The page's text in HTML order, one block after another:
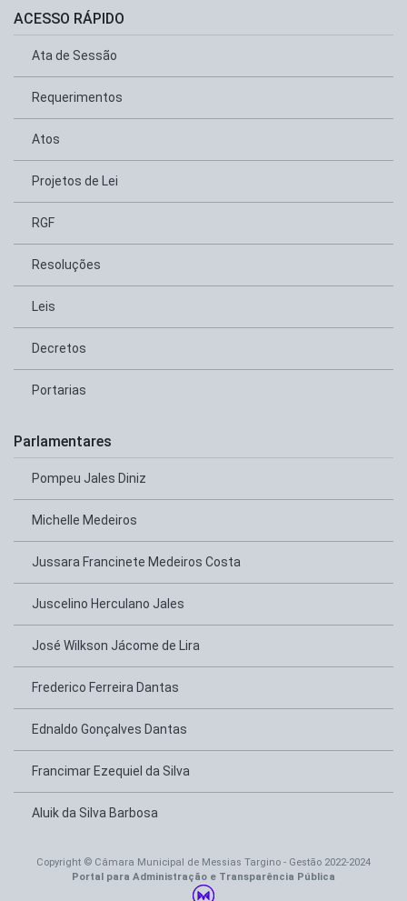
ACESSO RÁPIDO
Ata de Sessão
Requerimentos
Atos
Projetos de Lei
RGF
Resoluções
Leis
Decretos
Portarias
Parlamentares
Pompeu Jales Diniz
Michelle Medeiros
Jussara Francinete Medeiros Costa
Juscelino Herculano Jales
José Wilkson Jácome de Lira
Frederico Ferreira Dantas
Ednaldo Gonçalves Dantas
Francimar Ezequiel da Silva
Aluik da Silva Barbosa
Copyright © Câmara Municipal de Messias Targino - Gestão 2022-2024
Portal para Administração e Transparência Pública